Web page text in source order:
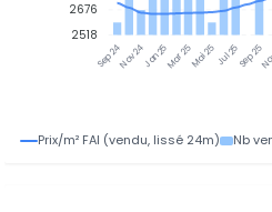
Sep 24Nov 24Jan 25Mar 25Mai 25Jul 25Sep 25
2676
2518
Prix/m² FAI (vendu, lissé 24m) Nb